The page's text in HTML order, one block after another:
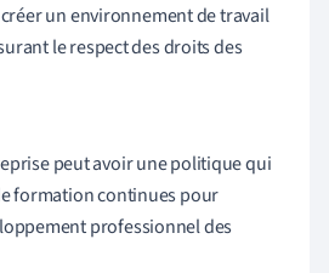
un environnement de travail
le respect des droits des
peut avoir une politique qui
formation continues pour
professionnel des